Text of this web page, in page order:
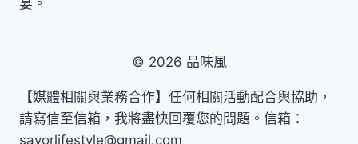
© 2026 品味風
【媒體相關與業務合作】任何相關活動配合與協助，
請寫信至信箱，我將盡快回覆您的問題。信箱：
savorlifestyle@gmail.com